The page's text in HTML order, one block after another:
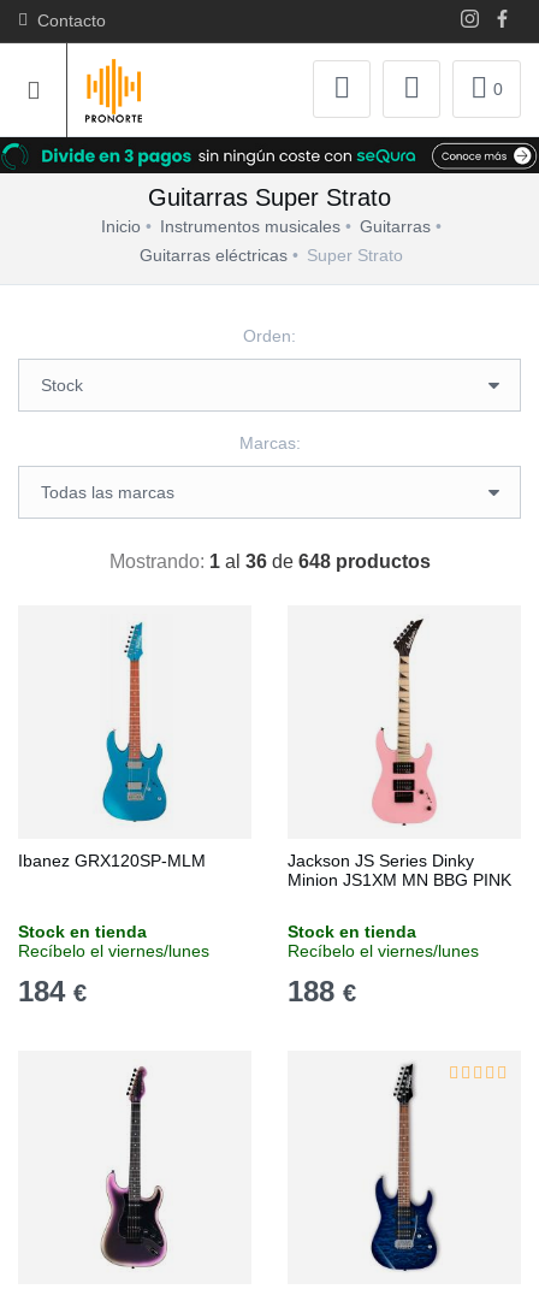
Contacto
0
Guitarras Super Strato
Inicio Instrumentos musicales
Guitarras
Guitarras eléctricas
Super Strato
Orden:
Marcas:
Mostrando: 1al 36de 648 productos
Ibanez GRX120SP-MLM
Stock en tienda
Recíbelo el viernes/lunes
184 €
Jackson JS Series Dinky
Minion JS1XM MN BBG PINK
Stock en tienda
Recíbelo el viernes/lunes
188 €